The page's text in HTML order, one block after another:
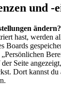
und -
ändern?
hast, werden
Boards
Seite
Dort kannst du